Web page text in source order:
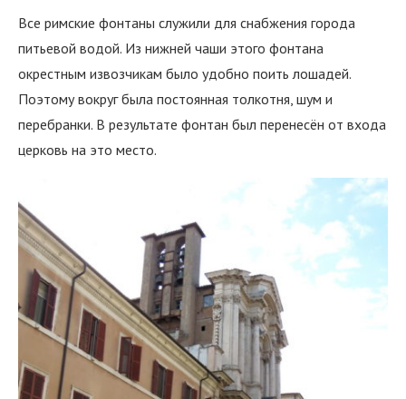
Все римские фонтаны служили для снабжения города
питьевой водой. Из нижней чаши этого фонтана
окрестным извозчикам было удобно поить лошадей.
Поэтому вокруг была постоянная толкотня, шум и
перебранки. В результате фонтан был перенесён от входа
церковь на это место.